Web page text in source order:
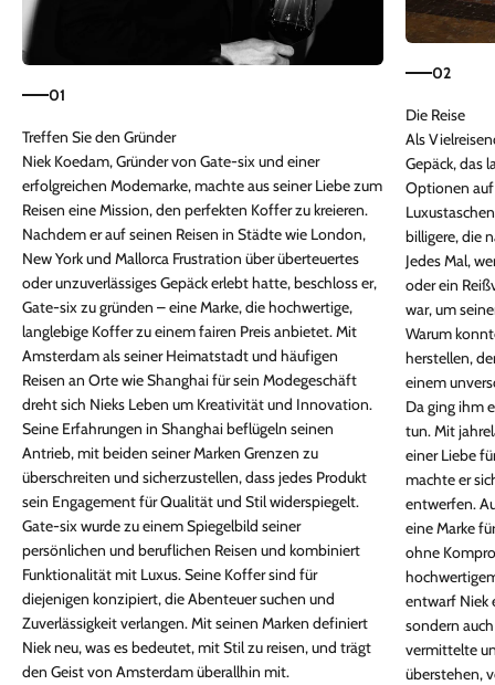
01
Niek Koedam, Gründer von Gate-six und einer
erfolgreichen Modemarke, machte aus seiner Liebe zum
Reisen eine Mission, den perfekten Koffer zu kreieren.
Nachdem er auf seinen Reisen in Städte wie London,
New York und Mallorca Frustration über überteuertes
oder unzuverlässiges Gepäck erlebt hatte, beschloss er,
Gate-six zu gründen – eine Marke, die hochwertige,
langlebige Koffer zu einem fairen Preis anbietet. Mit
Amsterdam als seiner Heimatstadt und häufigen
Reisen an Orte wie Shanghai für sein Modegeschäft
dreht sich Nieks Leben um Kreativität und Innovation.
Seine Erfahrungen in Shanghai beflügeln seinen
Antrieb, mit beiden seiner Marken Grenzen zu
überschreiten und sicherzustellen, dass jedes Produkt
sein Engagement für Qualität und Stil widerspiegelt.
Gate-six wurde zu einem Spiegelbild seiner
persönlichen und beruflichen Reisen und kombiniert
Funktionalität mit Luxus. Seine Koffer sind für
diejenigen konzipiert, die Abenteuer suchen und
Zuverlässigkeit verlangen. Mit seinen Marken definiert
Niek neu, was es bedeutet, mit Stil zu reisen, und trägt
den Geist von Amsterdam überallhin mit.
02
Als
Gepäck, das
Optionen
billigere, die
Jedes Mal,
oder ein
war, um
Warum
herstellen,
einem
Da ging ihm
tun. Mit
einer Liebe
machte er
entwerfen.
eine Marke
ohne
entwarf Niek
sondern
vermittelte
überstehen,